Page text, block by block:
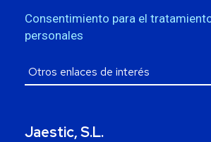
Consentimiento para el
personales
Jaestic, S.L.